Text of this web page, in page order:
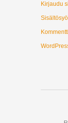
Kirjaudu